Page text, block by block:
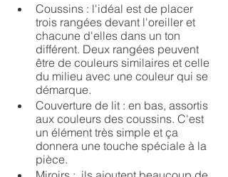
Coussins : l'idéal est de placer
trois rangées devant l'oreiller et
chacune d'elles dans un ton
différent. Deux rangées peuvent
être de couleurs similaires et celle
du milieu avec une couleur qui se
démarque.
Couverture de lit : en bas, assortis
aux couleurs des coussins. C'est
un élément très simple et ça
donnera une touche spéciale à la
pièce.